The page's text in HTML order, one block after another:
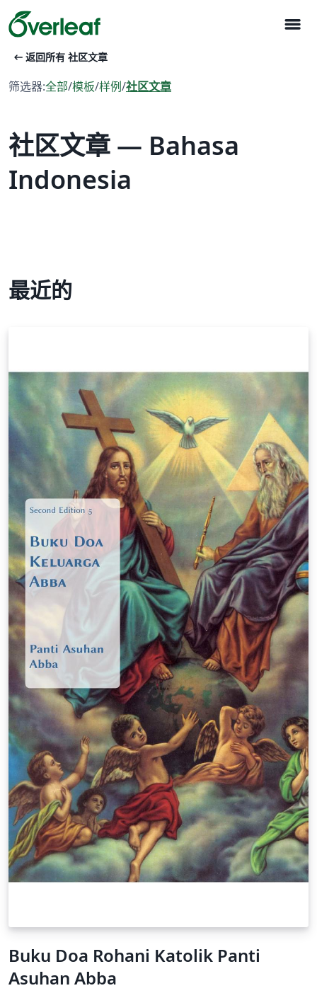
menu
arrow_left_alt 返回所有 社区文章
筛选器:全部/模板/样例/社区文章
社区文章 — Bahasa
Indonesia
最近的
Buku Doa Rohani Katolik Panti
Asuhan Abba